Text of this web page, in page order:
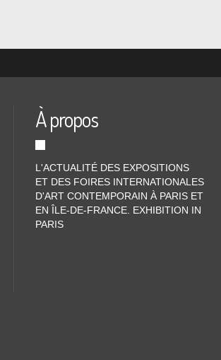
À propos
L'ACTUALITÉ DES EXPOSITIONS
ET DES FOIRES INTERNATIONALES
D'ART CONTEMPORAIN À PARIS ET
EN ÎLE-DE-FRANCE. EXHIBITION IN
PARIS